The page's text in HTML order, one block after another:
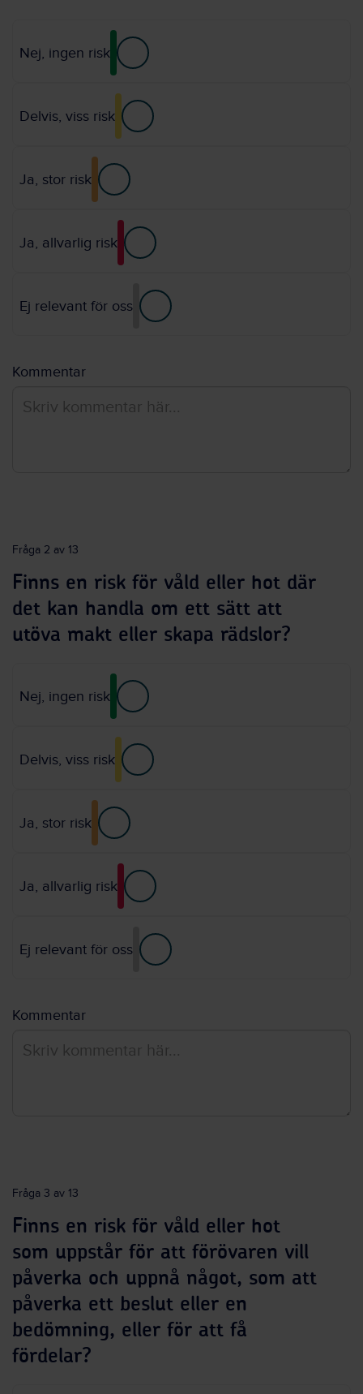
Nej, ingen risk
Delvis, viss risk
Ja, stor risk
Ja, allvarlig risk
Ej relevant för oss
Kommentar
Fråga 2 av 13
Finns en risk för våld eller hot där
det kan handla om ett sätt att
utöva makt eller skapa rädslor?
Nej, ingen risk
Delvis, viss risk
Ja, stor risk
Ja, allvarlig risk
Ej relevant för oss
Kommentar
Fråga 3 av 13
Finns en risk för våld eller hot
som uppstår för att förövaren vill
påverka och uppnå något, som att
påverka ett beslut eller en
bedömning, eller för att få
fördelar?